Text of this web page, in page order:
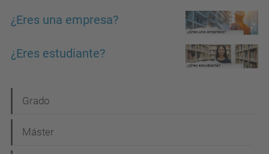
¿Eres una empresa?
¿Eres estudiante?
a
v
Grado
Máster